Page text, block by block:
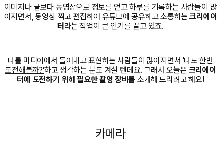
이미지나 글보다 동영상으로 정보를 얻고 하루를 기록하는 사람들이 많
아지면서, 동영상 찍고 편집하여 유튜브에 공유하고 소통하는크리에이
터라는 직업이 큰 인기를 끌고 있죠.
나를 미디어에서 들어내고 표현하는 사람들이 많아지면서'나도 한번
도전해볼까?'하고 생각하는 분도 계실 텐데요. 그래서 오늘은 크리에이
터에 도전하기 위해 필요한 촬영 장비를 소개해 드리려고 해요!
카메라